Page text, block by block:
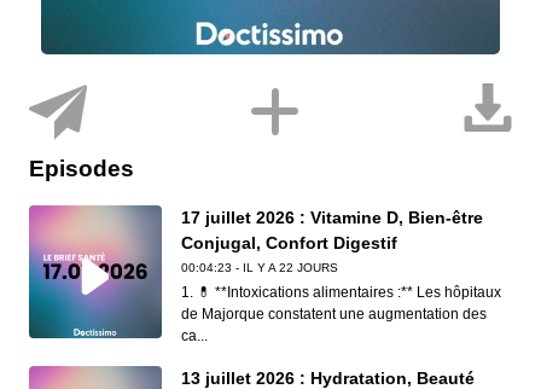
Episodes
17 juillet 2026 : Vitamine D, Bien-être
Conjugal, Confort Digestif
00:04:23 - IL Y A 22 JOURS
1. 💊 **Intoxications alimentaires :** Les hôpitaux
de Majorque constatent une augmentation des
ca...
13 juillet 2026 : Hydratation, Beauté